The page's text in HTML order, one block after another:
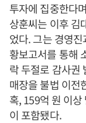
투자에 집중한다
상훈씨는 이후 김
었다. 그는 경영
황보고서를 통해
락 두절로 감사권
매장을 불법 이전
혹, 159억 원 이
이 포함됐다.